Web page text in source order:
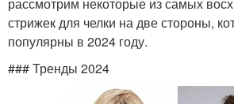
рассмотрим некоторые из самых
стрижек для челки на две стороны,
популярны в 2024 году.
### Тренды 2024